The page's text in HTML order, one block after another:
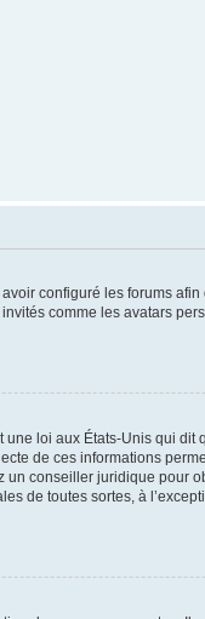
configuré les forums
comme les avatars
loi aux États-Unis qui dit
de ces informations
conseiller juridique
de toutes sortes, à